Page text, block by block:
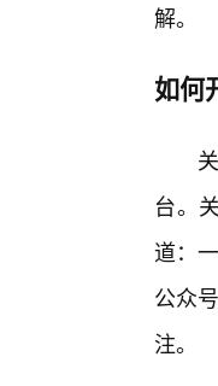
解。
如何
台。
道：
公众
注。